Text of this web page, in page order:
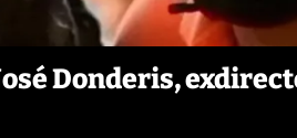
Donderis,